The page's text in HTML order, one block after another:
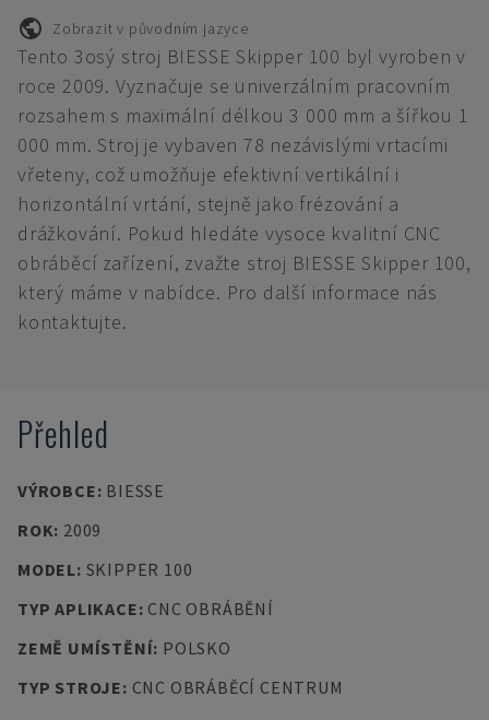
Zobrazit v původním jazyce
Tento 3osý stroj BIESSE Skipper 100 byl vyroben v
roce 2009. Vyznačuje se univerzálním pracovním
rozsahem s maximální délkou 3 000 mm a šířkou 1
000 mm. Stroj je vybaven 78 nezávislými vrtacími
vřeteny, což umožňuje efektivní vertikální i
horizontální vrtání, stejně jako frézování a
drážkování. Pokud hledáte vysoce kvalitní CNC
obráběcí zařízení, zvažte stroj BIESSE Skipper 100,
který máme v nabídce. Pro další informace nás
kontaktujte.
Přehled
VÝROBCE: BIESSE
ROK: 2009
MODEL: SKIPPER 100
TYP APLIKACE: CNC OBRÁBĚNÍ
ZEMĚ UMÍSTĚNÍ: POLSKO
TYP STROJE: CNC OBRÁBĚCÍ CENTRUM